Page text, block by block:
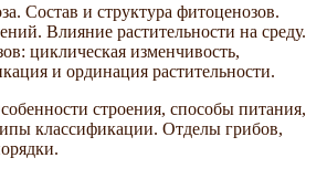
Состав и структура фитоценозов.
Влияние растительности на среду.
циклическая изменчивость,
и ординация растительности.
строения, способы питания,
классификации. Отделы грибов,